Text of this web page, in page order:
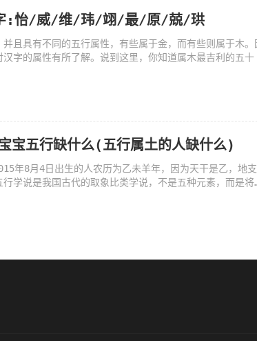
字:怡/威/维/玮/翊/最/原/兢/珙
且具有不同的五行属性，有些属于金，而有些则属于木。
字的属性有所了解。说到这里，你知道属木最吉利的五十
宝五行缺什么(五行属土的人缺什么)
年8月4日出生的人农历为乙未羊年，因为天干是乙，地
学说是我国古代的取象比类学说，不是五种元素，而是将